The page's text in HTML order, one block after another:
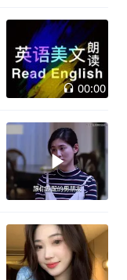
00:00